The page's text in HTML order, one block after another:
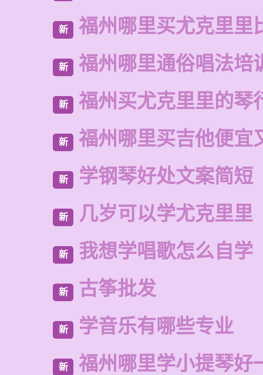
新 福州哪里买尤克里里
新 福州哪里通俗唱法培
新 福州买尤克里里的琴
新 福州哪里买吉他便宜
新 学钢琴好处文案简短
新 几岁可以学尤克里里
新 我想学唱歌怎么自学
新 古筝批发
新 学音乐有哪些专业
新 福州哪里学小提琴好